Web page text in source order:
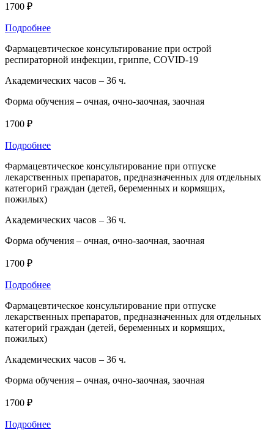
1700 ₽
Подробнее
Фармацевтическое консультирование при острой
респираторной инфекции, гриппе, COVID-19
Академических часов – 36 ч.
Форма обучения – очная, очно-заочная, заочная
1700 ₽
Подробнее
Фармацевтическое консультирование при отпуске
лекарственных препаратов, предназначенных для отдельных
категорий граждан (детей, беременных и кормящих,
пожилых)
Академических часов – 36 ч.
Форма обучения – очная, очно-заочная, заочная
1700 ₽
Подробнее
Фармацевтическое консультирование при отпуске
лекарственных препаратов, предназначенных для отдельных
категорий граждан (детей, беременных и кормящих,
пожилых)
Академических часов – 36 ч.
Форма обучения – очная, очно-заочная, заочная
1700 ₽
Подробнее